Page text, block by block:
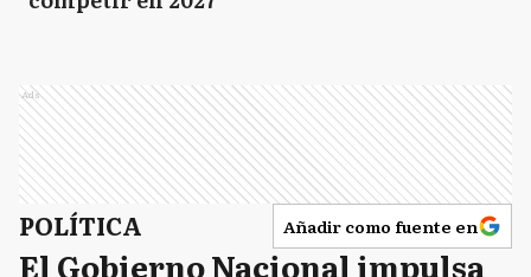
Ads
POLÍTICA Añadir como fuente en
El Gobierno Nacional impulsa